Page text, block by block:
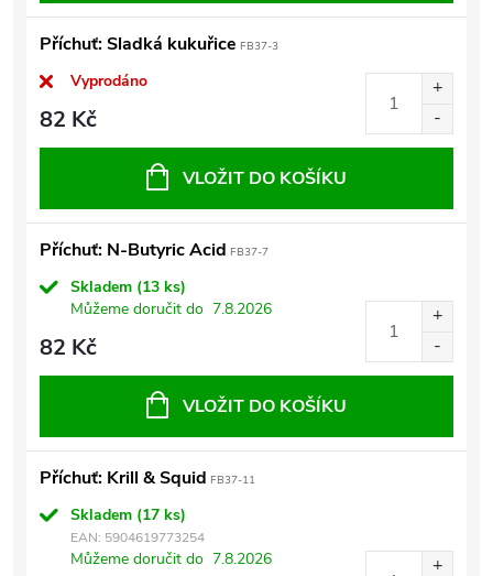
Příchuť: Sladká kukuřice FB37-3
Vyprodáno
82 Kč
VLOŽIT DO KOŠÍKU
Příchuť: N-Butyric Acid FB37-7
Skladem (13 ks)
Můžeme doručit do 7.8.2026
82 Kč
VLOŽIT DO KOŠÍKU
Příchuť: Krill & Squid FB37-11
Skladem (17 ks)
EAN: 5904619773254
Můžeme doručit do 7.8.2026